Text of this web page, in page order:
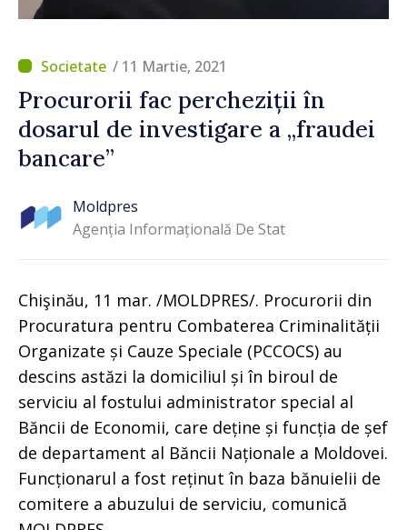
/ 11 Martie, 2021
Procurorii fac percheziții în
dosarul de investigare a „fraudei
bancare”
Moldpres
Agenția Informațională De Stat
Chişinău, 11 mar. /MOLDPRES/. Procurorii din
Procuratura pentru Combaterea Criminalității
Organizate și Cauze Speciale (PCCOCS) au
descins astăzi la domiciliul și în biroul de
serviciu al fostului administrator special al
Băncii de Economii, care deține și funcția de șef
de departament al Băncii Naționale a Moldovei.
Funcționarul a fost reținut în baza bănuielii de
comitere a abuzului de serviciu, comunică